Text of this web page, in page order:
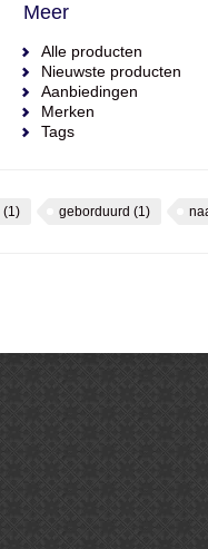
Meer
Alle producten
Nieuwste producten
Aanbiedingen
Merken
Tags
(1) geborduurd (1)